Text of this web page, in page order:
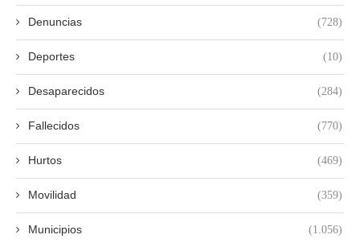
Denuncias (728)
Deportes (10)
Desaparecidos (284)
Fallecidos (770)
Hurtos (469)
Movilidad (359)
Municipios (1.056)